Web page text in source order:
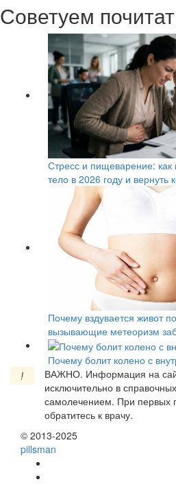
Советуем
Стресс и пищеварение: как
тело в 2026 году и вернуть
Почему вздувается живот
вызывающие метеоризм
Почему болит колено с
!
ВАЖНО. Информация на
исключительно в
самолечением. При первых
обратитесь к врачу.
© 2013-2025
pillsman